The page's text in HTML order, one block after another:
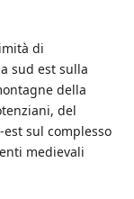
di
sud est sulla
della
del
sul complesso
medievali